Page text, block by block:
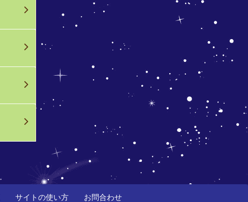
サイトの使い方 お問合わせ